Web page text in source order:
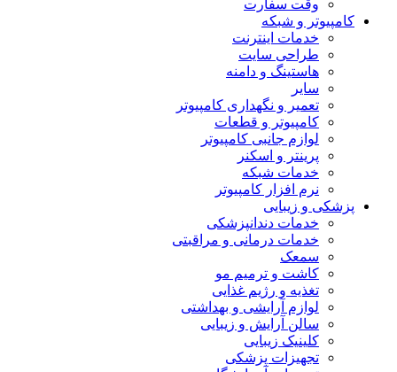
وقت سفارت
کامپیوتر و شبکه
خدمات اینترنت
طراحی سایت
هاستینگ و دامنه
سایر
تعمیر و نگهداری کامپیوتر
کامپیوتر و قطعات
لوازم جانبی کامپیوتر
پرینتر و اسکنر
خدمات شبکه
نرم افزار کامپیوتر
پزشکی و زیبایی
خدمات دندانپزشکی
خدمات درمانی و مراقبتی
سمعک
کاشت و ترمیم مو
تغذیه و رژیم غذایی
لوازم آرایشی و بهداشتی
سالن آرایش و زیبایی
کلینیک زیبایی
تجهیزات پزشکی